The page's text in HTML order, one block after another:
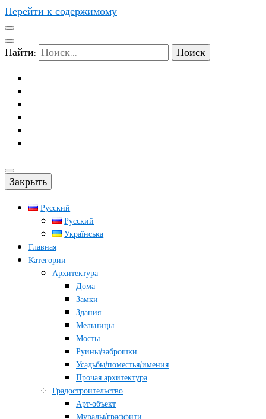
Перейти к содержимому
Найти:
Закрыть
Русский
Русский
Українська
Главная
Категории
Архитектура
Дома
Замки
Здания
Мельницы
Мосты
Руины/заброшки
Усадьбы/поместья/имения
Прочая архитектура
Градостроительство
Арт-объект
Муралы/граффити